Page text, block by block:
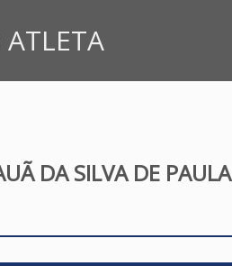
ATLETA
DA SILVA DE PAULA